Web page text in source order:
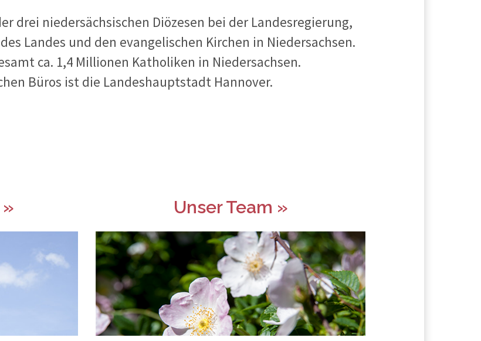
drei niedersächsischen Diözesen bei der Landesregierung,
Landes und den evangelischen Kirchen in Niedersachsen.
ca. 1,4 Millionen Katholiken in Niedersachsen.
Büros ist die Landeshauptstadt Hannover.
Unser Team »